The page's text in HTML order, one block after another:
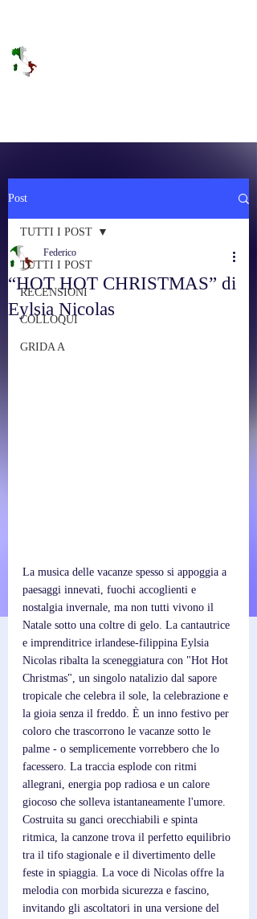
Post
TUTTI I POST
RECENSIONI
COLLOQUI
GRIDA A
TUTTI I POST
“HOT HOT CHRISTMAS” di
Eylsia Nicolas
Federico
La musica delle vacanze spesso si appoggia a
paesaggi innevati, fuochi accoglienti e
nostalgia invernale, ma non tutti vivono il
Natale sotto una coltre di gelo. La cantautrice
e imprenditrice irlandese-filippina Eylsia
Nicolas ribalta la sceneggiatura con "Hot Hot
Christmas", un singolo natalizio dal sapore
tropicale che celebra il sole, la celebrazione e
la gioia senza il freddo. È un inno festivo per
coloro che trascorrono le vacanze sotto le
palme - o semplicemente vorrebbero che lo
facessero. La traccia esplode con ritmi
allegrani, energia pop radiosa e un calore
giocoso che solleva istantaneamente l'umore.
Costruita su ganci orecchiabili e spinta
ritmica, la canzone trova il perfetto equilibrio
tra il tifo stagionale e il divertimento delle
feste in spiaggia. La voce di Nicolas offre la
melodia con morbida sicurezza e fascino,
invitando gli ascoltatori in una versione del